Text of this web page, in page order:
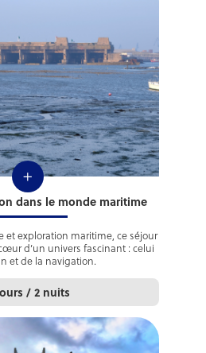
+
dans le monde maritime
et exploration maritime, ce séjour
d’un univers fascinant : celui
et de la navigation.
/ 2 nuits